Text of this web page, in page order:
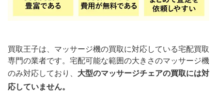
買取王子は、マッサージ機の買取に対応している宅配買取
専門の業者です。宅配可能な範囲の大きさのマッサージ機
のみ対応しており、 大型のマッサージチェアの買取には対
応していません。